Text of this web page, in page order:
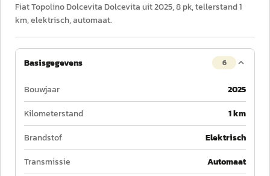
Fiat Topolino Dolcevita Dolcevita uit 2025, 8 pk, tellerstand 1
km, elektrisch, automaat.
Basisgegevens 6
Bouwjaar
2025
Kilometerstand
1 km
Brandstof
Elektrisch
Transmissie
Automaat